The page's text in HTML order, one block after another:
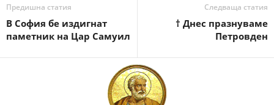
Предишна статия
В София бе издигнат
паметник на Цар Самуил
Следваща статия
† Днес празнуваме
Петровден